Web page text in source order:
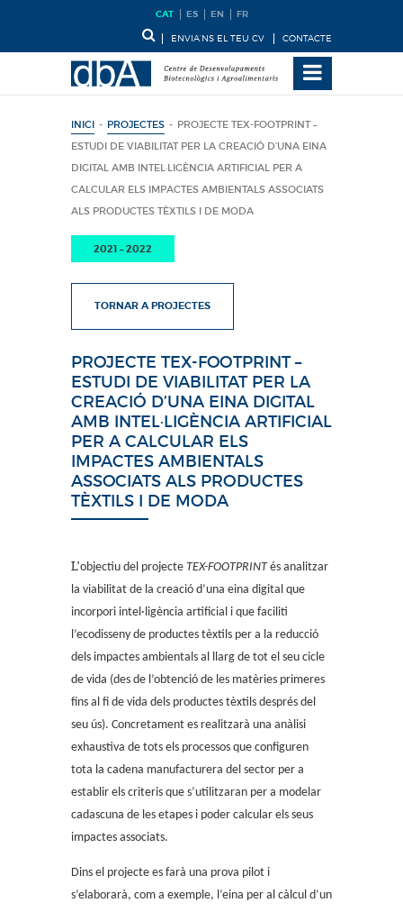
CAT ES EN FR
ENVIA’NS EL TEU CV CONTACTE
INICI - PROJECTES - PROJECTE TEX-FOOTPRINT –
ESTUDI DE VIABILITAT PER LA CREACIÓ D’UNA EINA
DIGITAL AMB INTEL·LIGÈNCIA ARTIFICIAL PER A
CALCULAR ELS IMPACTES AMBIENTALS ASSOCIATS
ALS PRODUCTES TÈXTILS I DE MODA
2021 – 2022
TORNAR A PROJECTES
PROJECTE TEX-FOOTPRINT –
ESTUDI DE VIABILITAT PER LA
CREACIÓ D’UNA EINA DIGITAL
AMB INTEL·LIGÈNCIA ARTIFICIAL
PER A CALCULAR ELS
IMPACTES AMBIENTALS
ASSOCIATS ALS PRODUCTES
TÈXTILS I DE MODA
L’objectiu del projecte TEX-FOOTPRINTés analitzar
la viabilitat de la creació d’una eina digital que
incorpori intel·ligència artificial i que faciliti
l’ecodisseny de productes tèxtils per a la reducció
dels impactes ambientals al llarg de tot el seu cicle
de vida (des de l’obtenció de les matèries primeres
fins al fi de vida dels productes tèxtils després del
seu ús). Concretament es realitzarà una anàlisi
exhaustiva de tots els processos que configuren
tota la cadena manufacturera del sector per a
establir els criteris que s’utilitzaran per a modelar
cadascuna de les etapes i poder calcular els seus
impactes associats.
Dins el projecte es farà una prova pilot i
s’elaborarà, com a exemple, l’eina per al càlcul d’un